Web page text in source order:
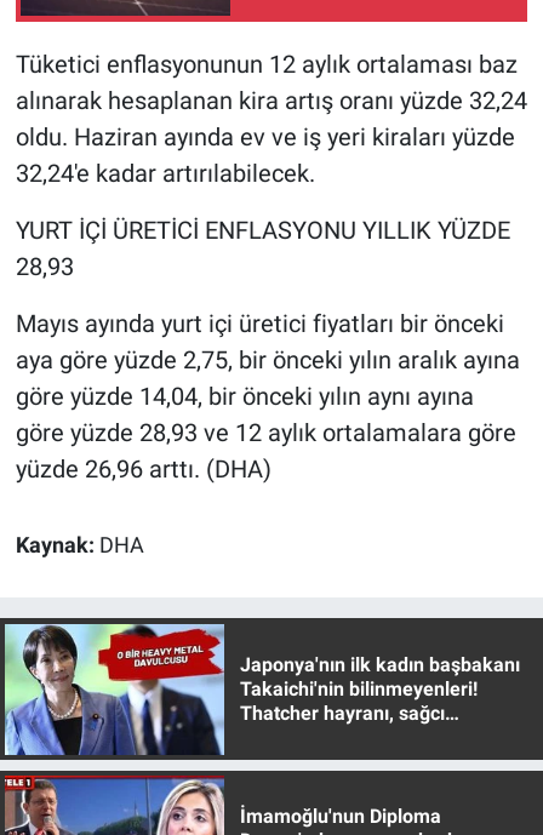
Tüketici enflasyonunun 12 aylık ortalaması baz
alınarak hesaplanan kira artış oranı yüzde 32,24
oldu. Haziran ayında ev ve iş yeri kiraları yüzde
32,24'e kadar artırılabilecek.
YURT İÇİ ÜRETİCİ ENFLASYONU YILLIK YÜZDE
28,93
Mayıs ayında yurt içi üretici fiyatları bir önceki
aya göre yüzde 2,75, bir önceki yılın aralık ayına
göre yüzde 14,04, bir önceki yılın aynı ayına
göre yüzde 28,93 ve 12 aylık ortalamalara göre
yüzde 26,96 arttı. (DHA)
Kaynak: DHA
Japonya'nın ilk kadın başbakanı
Takaichi'nin bilinmeyenleri!
Thatcher hayranı, sağcı
İmamoğlu'nun Diploma